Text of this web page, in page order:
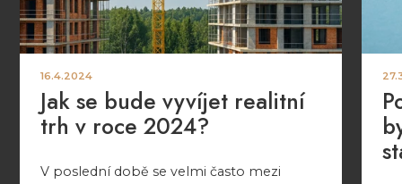
16.4.2024
Jak se bude vyvíjet realitní
trh v roce 2024?
V poslední době se velmi často mezi